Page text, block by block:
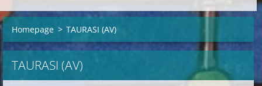
Homepage > TAURASI (AV)
TAURASI (AV)